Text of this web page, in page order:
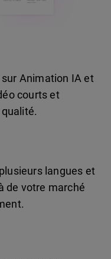
Animation IA et
courts et
langues et
de votre marché